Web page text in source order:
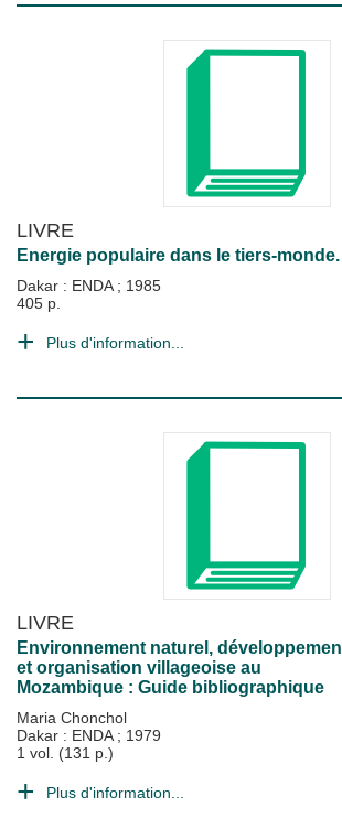
LIVRE
Energie populaire dans le tiers-monde.
Dakar : ENDA ; 1985
405 p.
Plus d'information...
LIVRE
Environnement naturel,
et organisation villageoise au
Mozambique : Guide bibliographique
Maria Chonchol
Dakar : ENDA ; 1979
1 vol. (131 p.)
Plus d'information...